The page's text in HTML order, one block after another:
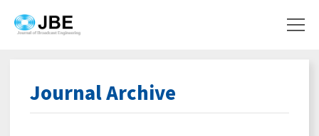
Journal Archive